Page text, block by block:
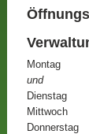
Montag
und
Dienstag
Mittwoch
Donnerstag